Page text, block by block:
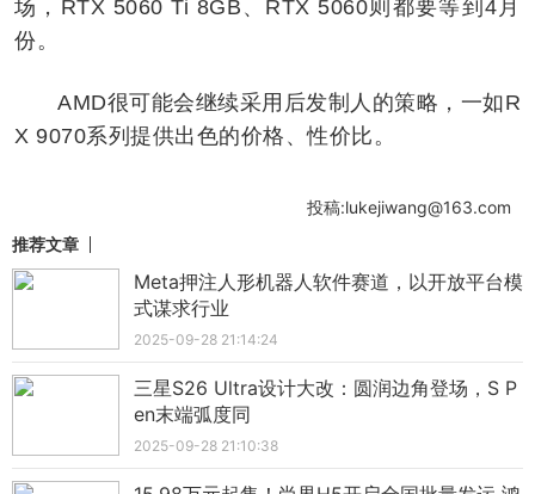
场，RTX 5060 Ti 8GB、RTX 5060则都要等到4月
份。
AMD很可能会继续采用后发制人的策略，一如R
X 9070系列提供出色的价格、性价比。
投稿:lukejiwang@163.com
推荐文章
Meta押注人形机器人软件赛道，以开放平台模
式谋求行业
2025-09-28 21:14:24
三星S26 Ultra设计大改：圆润边角登场，S P
en末端弧度同
2025-09-28 21:10:38